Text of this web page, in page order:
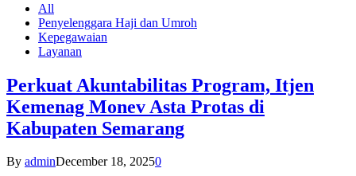
All
Penyelenggara Haji dan Umroh
Kepegawaian
Layanan
Perkuat Akuntabilitas Program, Itjen
Kemenag Monev Asta Protas di
Kabupaten Semarang
By adminDecember 18, 20250